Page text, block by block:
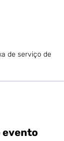
de serviço de
evento